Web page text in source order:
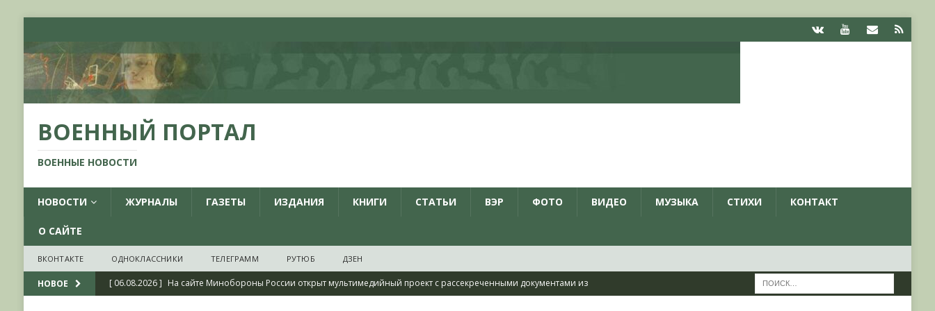
ВОЕННЫЙ ПОРТАЛ
ВОЕННЫЕ НОВОСТИ
НОВОСТИ ЖУРНАЛЫ ГАЗЕТЫ ИЗДАНИЯ КНИГИ СТАТЬИ ВЭР ФОТО ВИДЕО МУЗЫКА СТИХИ КОНТАКТ
О САЙТЕ
ВКОНТАКТЕ ОДНОКЛАССНИКИ ТЕЛЕГРАММ РУТЮБ ДЗЕН
НОВОЕ [ 06.08.2026 ] На сайте Минобороны России открыт мультимедийный проект с рассекреченными документами из